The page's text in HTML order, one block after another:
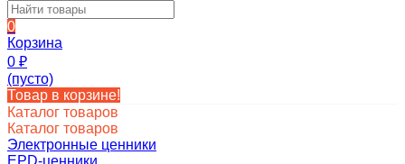
0
Корзина
0 ₽
(пусто)
Товар в корзине!
Каталог товаров
Каталог товаров
Электронные ценники
EPD-ценники